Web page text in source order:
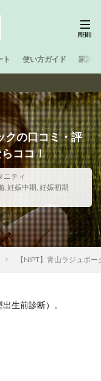
ト 使い方ガイド 家計
クの口コミ・評
ココ！
ニティ
, 妊娠中期, 妊娠初期
【NIPT】青山ラジュボ
生前診断）。